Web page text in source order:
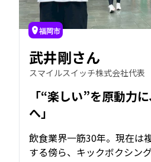
福岡市
武井剛さん
スマイルスイッチ株式会社代表
「“楽しい”を原動力
へ」
飲食業界一筋30年。現在は
する傍ら、キックボクシン